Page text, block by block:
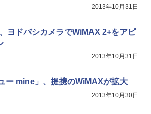
2013年10月31日
ヨドバシカメラでWiMAX 2+をアピ
2013年10月31日
ー mine」、提携のWiMAXが拡大
2013年10月30日